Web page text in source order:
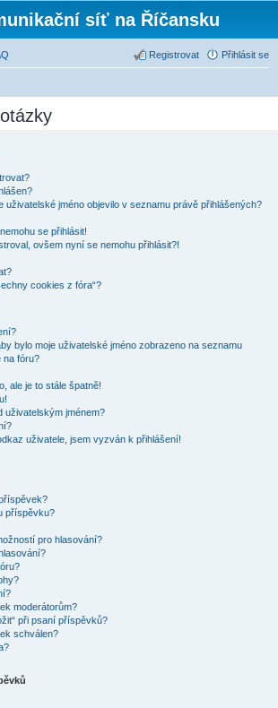
síť na Říčansku
Přihlásit se
Registrovat
uživatelské jméno objevilo v seznamu právě přihlášených?
se přihlásit!
ovšem nyní se nemohu přihlásit?!
cookies z fóra“?
bylo moje uživatelské jméno zobrazeno na seznamu
na fóru?
ale je to stále špatně!
uživatelským jménem?
uživatele, jsem vyzván k přihlášení!
příspěvku?
pro hlasování?
moderátorům?
při psaní příspěvků?
schválen?